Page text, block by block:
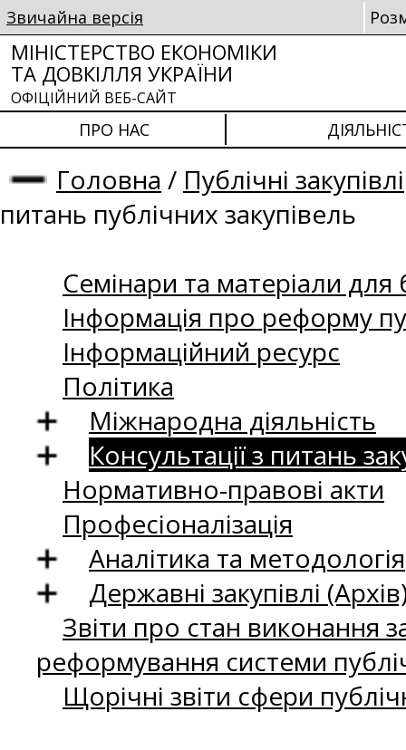
Звичайна версія
МІНІСТЕРСТВО ЕКОНОМІКИ
ТА ДОВКІЛЛЯ УКРАЇНИ
ОФІЦІЙНИЙ ВЕБ-САЙТ
ПРО НАС
Головна / Публічні закупівлі
питань публічних закупівель
Семінари та матеріали для
Інформація про реформу
Інформаційний ресурс
Політика
Міжнародна діяльність
Консультації з питань
Нормативно-правові акти
Професіоналізація
Аналітика та методологія
Державні закупівлі
Звіти про стан виконання
реформування системи
Щорічні звіти сфери